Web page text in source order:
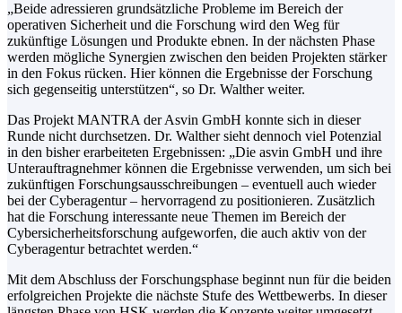
„Beide adressieren grundsätzliche Probleme im Bereich der
operativen Sicherheit und die Forschung wird den Weg für
zukünftige Lösungen und Produkte ebnen. In der nächsten Phase
werden mögliche Synergien zwischen den beiden Projekten stärker
in den Fokus rücken. Hier können die Ergebnisse der Forschung
sich gegenseitig unterstützen“, so Dr. Walther weiter.
Das Projekt MANTRA der Asvin GmbH konnte sich in dieser
Runde nicht durchsetzen. Dr. Walther sieht dennoch viel Potenzial
in den bisher erarbeiteten Ergebnissen: „Die asvin GmbH und ihre
Unterauftragnehmer können die Ergebnisse verwenden, um sich bei
zukünftigen Forschungsausschreibungen – eventuell auch wieder
bei der Cyberagentur – hervorragend zu positionieren. Zusätzlich
hat die Forschung interessante neue Themen im Bereich der
Cybersicherheitsforschung aufgeworfen, die auch aktiv von der
Cyberagentur betrachtet werden.“
Mit dem Abschluss der Forschungsphase beginnt nun für die beiden
erfolgreichen Projekte die nächste Stufe des Wettbewerbs. In dieser